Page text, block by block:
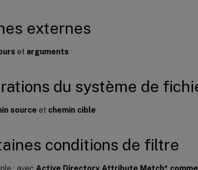
externes
et arguments
du système de
source et chemin cible
conditions de filtre
: avec Active Directory Attribute Match*